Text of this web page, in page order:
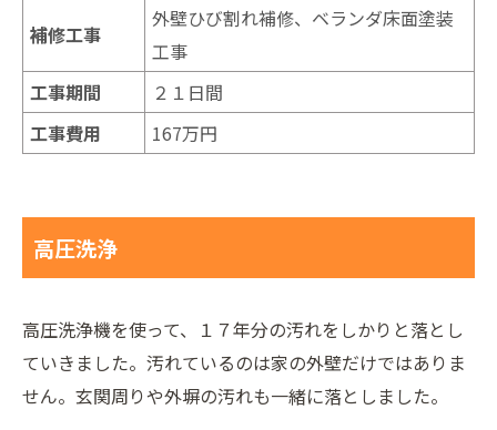
補修工事
外壁ひび割れ補修、ベランダ床面塗装
工事
工事期間
２１日間
工事費用
167万円
高圧洗浄
高圧洗浄機を使って、１７年分の汚れをしかりと落とし
ていきました。汚れているのは家の外壁だけではありま
せん。玄関周りや外塀の汚れも一緒に落としました。